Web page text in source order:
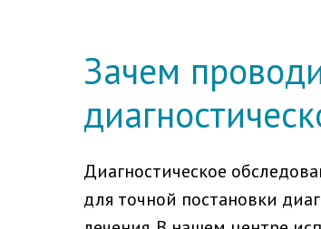
Диагностическое
для точной постановки
Зачем